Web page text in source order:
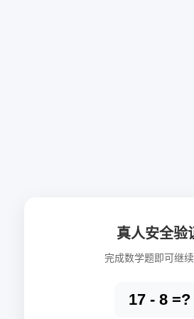
真人安全验
完成数学题即可继
17 - 8 =?